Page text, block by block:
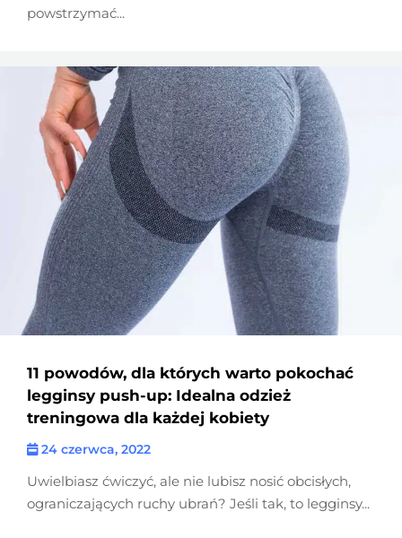
powstrzymać...
11 powodów, dla których warto pokochać
legginsy push-up: Idealna odzież
treningowa dla każdej kobiety
24 czerwca, 2022
Uwielbiasz ćwiczyć, ale nie lubisz nosić obcisłych,
ograniczających ruchy ubrań? Jeśli tak, to legginsy...